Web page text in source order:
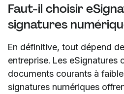
Faut-il choisir
signatures
En définitive, tout dépend
entreprise. Les eSignatures
documents courants à
signatures numériques